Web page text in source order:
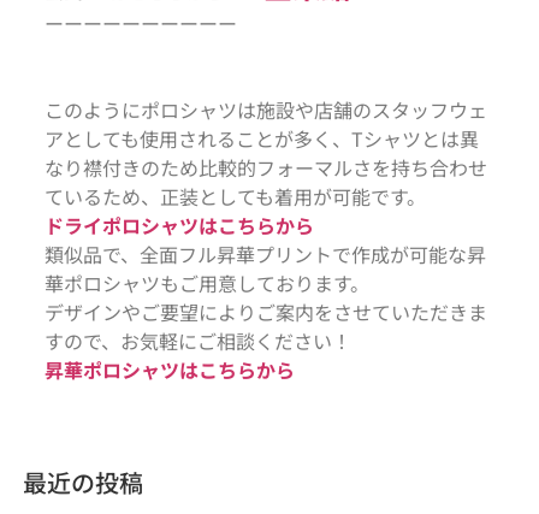
最近の投稿
ーーーーーーーーーー
このようにポロシャツは施設や店舗のスタッフウェ
アとしても使用されることが多く、Tシャツとは異
なり襟付きのため比較的フォーマルさを持ち合わせ
ているため、正装としても着用が可能です。
ドライポロシャツはこちらから
類似品で、全面フル昇華プリントで作成が可能な昇
華ポロシャツもご用意しております。
デザインやご要望によりご案内をさせていただきま
すので、お気軽にご相談ください！
昇華ポロシャツはこちらから